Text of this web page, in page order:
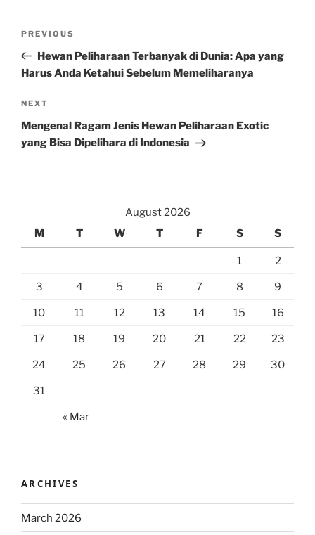
Previous
Post
PREVIOUS
Hewan Peliharaan Terbanyak di Dunia: Apa yang
Harus Anda Ketahui Sebelum Memeliharanya
Next
Post
NEXT
Mengenal Ragam Jenis Hewan Peliharaan Exotic
yang Bisa Dipelihara di Indonesia
August 2026
M
T W T F S S
1 2
3 4 5 6 7 8 9
10 11 12 13 14 15 16
17 18 19 20 21 22 23
24 25 26 27 28 29 30
31
« Mar
ARCHIVES
March 2026